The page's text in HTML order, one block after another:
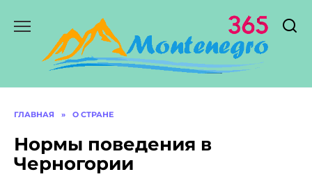
содержанию
ГЛАВНАЯ » О СТРАНЕ
Нормы поведения в
Черногории